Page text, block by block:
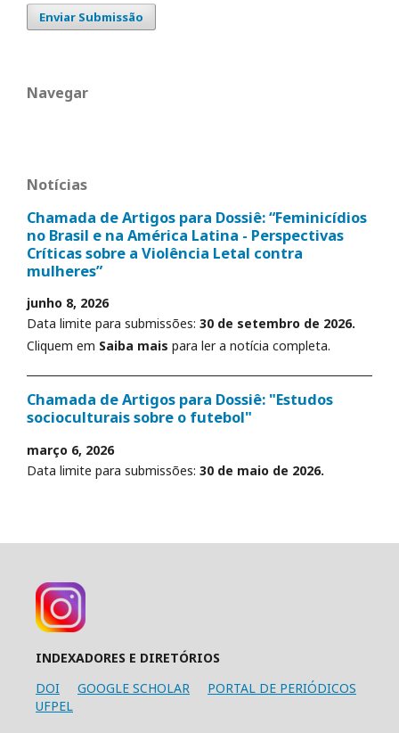
Enviar Submissão
Navegar
Notícias
Chamada de Artigos para Dossiê: “Feminicídios
no Brasil e na América Latina - Perspectivas
Críticas sobre a Violência Letal contra
mulheres”
junho 8, 2026
Data limite para submissões: 30 de setembro de 2026.
Cliquem em Saiba mais para ler a notícia completa.
Chamada de Artigos para Dossiê: "Estudos
socioculturais sobre o futebol"
março 6, 2026
Data limite para submissões: 30 de maio de 2026.
INDEXADORES E DIRETÓRIOS
DOI
GOOGLE SCHOLAR
PORTAL DE PERIÓDICOS
UFPEL